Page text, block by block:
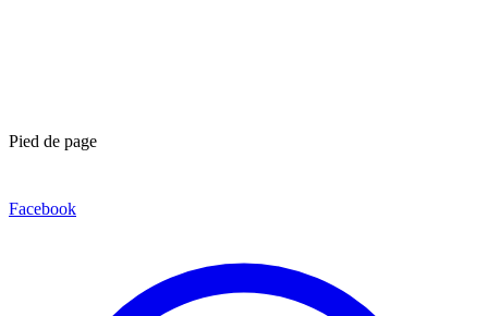
Pied de page
Facebook